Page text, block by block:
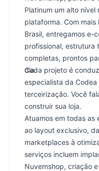
Platinum um alto nível
plataforma. Com
Brasil, entregamos e-
profissional, estrutura
completas, prontos
dia.
Cada projeto é
especialista da
terceirização. Você
construir sua loja.
Atuamos em todas
ao layout exclusivo,
marketplaces à
serviços incluem
Nuvemshop, criação